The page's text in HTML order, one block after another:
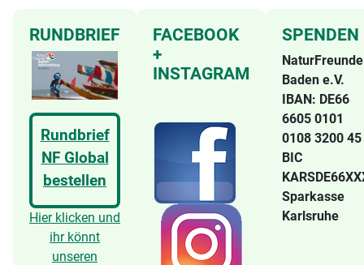
RUNDBRIEF
Rundbrief
NF Global
bestellen
Hier klicken und
ihr könnt
unseren
FACEBOOK
+
INSTAGRAM
SPENDEN
NaturFreunde
Baden e.V.
IBAN: DE66
6605 0101
0108 3200 45
BIC
Sparkasse
Karlsruhe